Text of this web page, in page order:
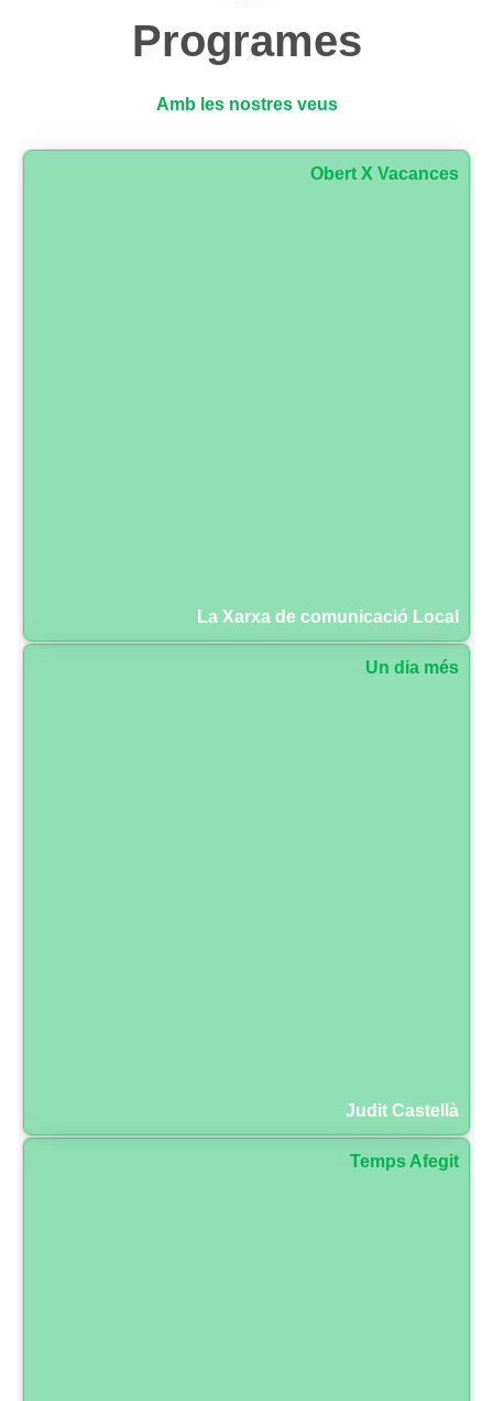
Programes
Amb les nostres veus
Obert X Vacances
La Xarxa de comunicació Local
Un dia més
Judit Castellà
Temps Afegit